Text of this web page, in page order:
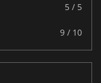
5 / 5
9 / 10